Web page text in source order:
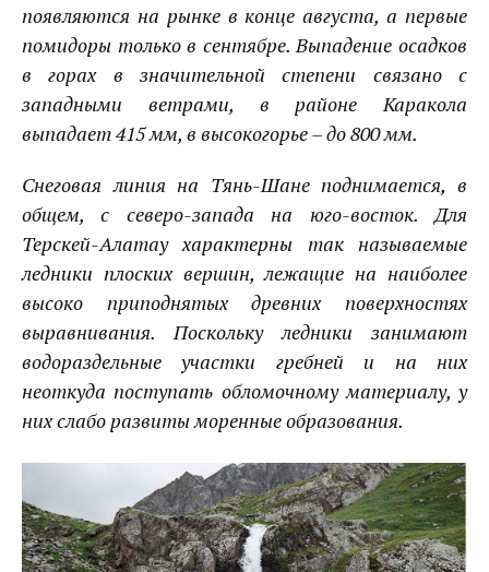
появляются на рынке в конце августа, а первые
помидоры только в сентябре. Выпадение осадков
в горах в значительной степени связано с
западными ветрами, в районеКаракола
выпадает 415 мм, в высокогорье – до 800 мм.
Снеговая линия на Тянь-Шанеподнимается, в
общем, с северо-запада на юго-восток. Для
Терскей-Алатаухарактерны так называемые
ледники плоских вершин, лежащие на наиболее
высоко приподнятых древних поверхностях
выравнивания. Поскольку ледники занимают
водораздельные участки гребней и на них
неоткуда поступать обломочному материалу, у
них слабо развиты моренные образования.